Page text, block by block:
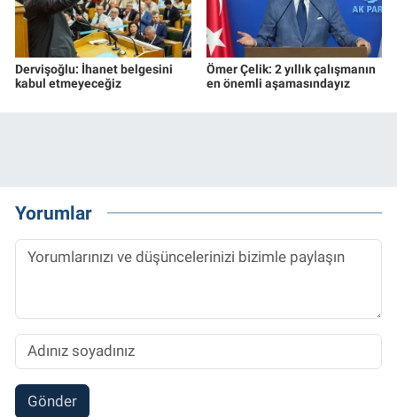
Dervişoğlu: İhanet belgesini
kabul etmeyeceğiz
Ömer Çelik: 2 yıllık çalışmanın
en önemli aşamasındayız
Yorumlar
Gönder